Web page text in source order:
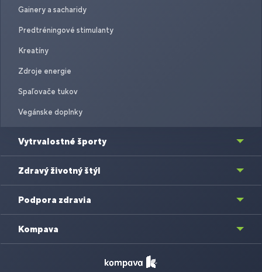
Gainery a sacharidy
Predtréningové stimulanty
Kreatíny
Zdroje energie
Spaľovače tukov
Vegánske doplnky
Vytrvalostné športy
Zdravý životný štýl
Podpora zdravia
Kompava